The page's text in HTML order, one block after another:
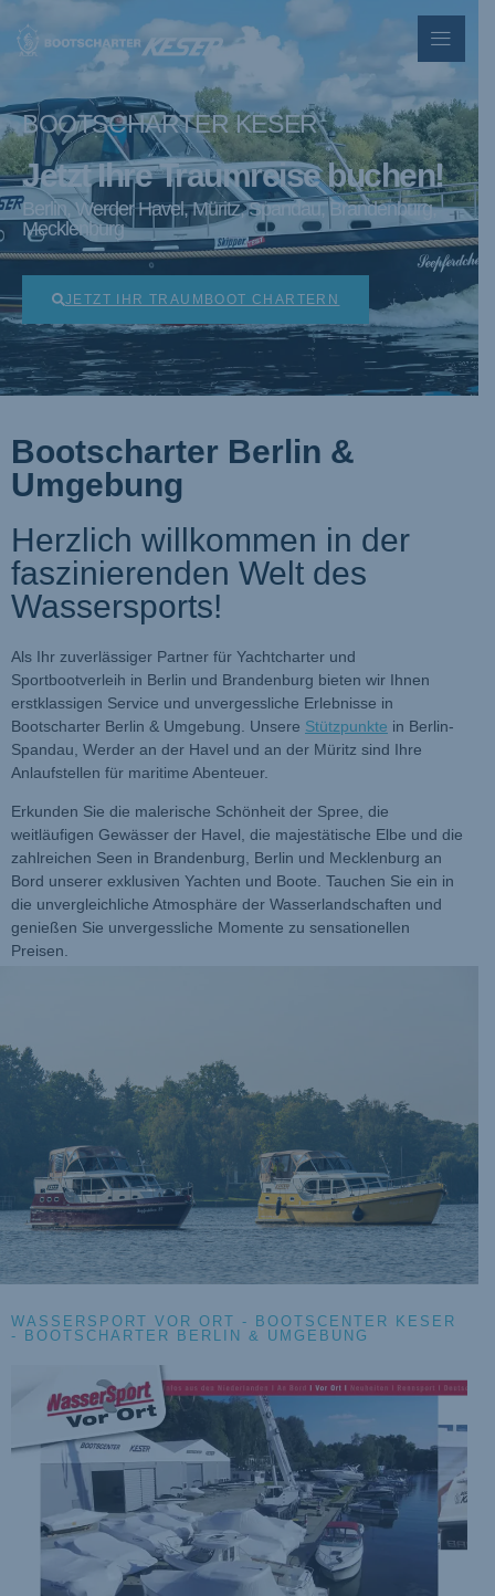
BOOTSCHARTER KESER
Jetzt Ihre Traumreise buchen!
Berlin, Werder Havel, Müritz, Spandau, Brandenburg,
Mecklenburg
JETZT IHR TRAUMBOOT CHARTERN
Bootscharter Berlin &
Umgebung
Herzlich willkommen in der
faszinierenden Welt des
Wassersports!
Als Ihr zuverlässiger Partner für Yachtcharter und
Sportbootverleih in Berlin und Brandenburg bieten wir Ihnen
erstklassigen Service und unvergessliche Erlebnisse in
Bootscharter Berlin & Umgebung. Unsere Stützpunkte in Berlin-
Spandau, Werder an der Havel und an der Müritz sind Ihre
Anlaufstellen für maritime Abenteuer.
Erkunden Sie die malerische Schönheit der Spree, die
weitläufigen Gewässer der Havel, die majestätische Elbe und die
zahlreichen Seen in Brandenburg, Berlin und Mecklenburg an
Bord unserer exklusiven Yachten und Boote. Tauchen Sie ein in
die unvergleichliche Atmosphäre der Wasserlandschaften und
genießen Sie unvergessliche Momente zu sensationellen
Preisen.
WASSERSPORT VOR ORT - BOOTSCENTER KESER
- BOOTSCHARTER BERLIN & UMGEBUNG